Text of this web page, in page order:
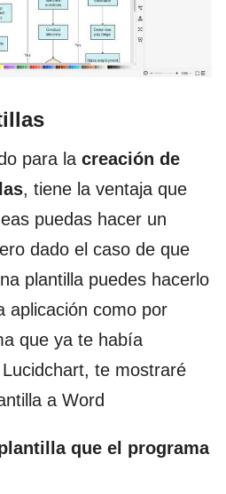
para la creación de
, tiene la ventaja que
puedas hacer un
dado el caso de que
plantilla puedes hacerlo
aplicación como por
que ya te había
te mostraré
a Word
que el programa